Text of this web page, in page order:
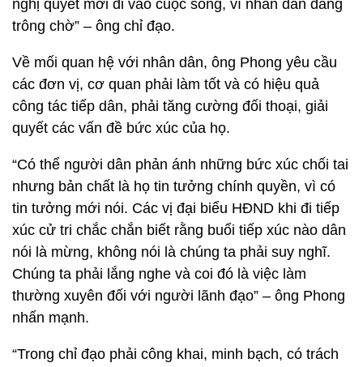
nghị quyết mới đi vào cuộc sống, vì nhân dân đang
trông chờ” – ông chỉ đạo.
Về mối quan hệ với nhân dân, ông Phong yêu cầu
các đơn vị, cơ quan phải làm tốt và có hiệu quả
công tác tiếp dân, phải tăng cường đối thoại, giải
quyết các vấn đề bức xúc của họ.
“Có thể người dân phản ánh những bức xúc chối tai
nhưng bản chất là họ tin tưởng chính quyền, vì có
tin tưởng mới nói. Các vị đại biểu HĐND khi đi tiếp
xúc cử tri chắc chắn biết rằng buổi tiếp xúc nào dân
nói là mừng, không nói là chúng ta phải suy nghĩ.
Chúng ta phải lắng nghe và coi đó là việc làm
thường xuyên đối với người lãnh đạo” – ông Phong
nhấn mạnh.
“Trong chỉ đạo phải công khai, minh bạch, có trách